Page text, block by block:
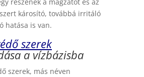
károsító, továbbá irritáló
hatása is van.
szerek
a vízbázisba
szerek, más néven